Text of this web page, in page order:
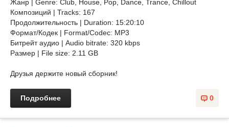
Жанр | Genre: Club, House, Pop, Dance, Trance, Chillоut
Композиций | Tracks: 167
Продолжительность | Duration: 15:20:10
Формат/Кодек | Format/Codec: MP3
Битрейт аудио | Audio bitrate: 320 kbps
Размер | File size: 2.11 GB
Друзья держите новый сборник!
0
Подробнее